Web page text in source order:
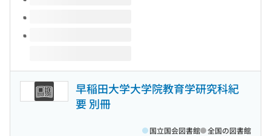
早稲田大学大学院教育学研究科紀
要 別冊
国立国会図書館 全国の図書館